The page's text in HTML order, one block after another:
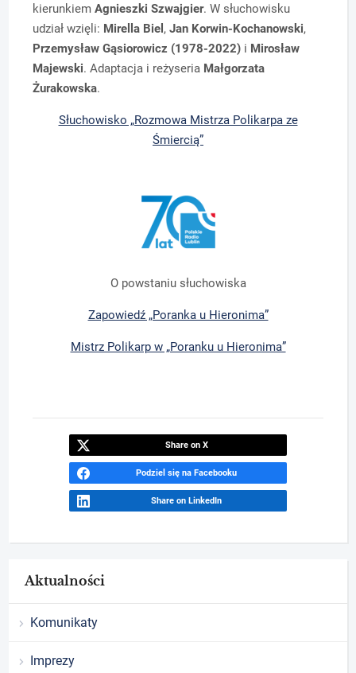
kierunkiemAgnieszki Szwajgier. W słuchowisku
udział wzięli: Mirella Biel ,Jan Korwin-Kochanowski,
Przemysław Gąsiorowicz (1978-2022) i Mirosław
Majewski. Adaptacja i reżyseria Małgorzata
Żurakowska.
Słuchowisko „Rozmowa Mistrza Polikarpa ze
Śmiercią”
O powstaniu słuchowiska
Zapowiedź „Poranka u Hieronima”
Mistrz Polikarp w „Poranku u Hieronima”
Share on X
Podziel się na Facebooku
Share on LinkedIn
Aktualności
Komunikaty
Imprezy